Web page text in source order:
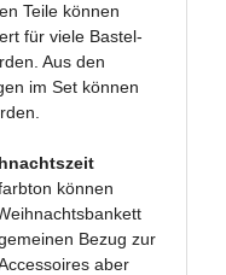
Teile können
für viele Bastel-
Aus den
im Set können
können
Bezug zur
aber